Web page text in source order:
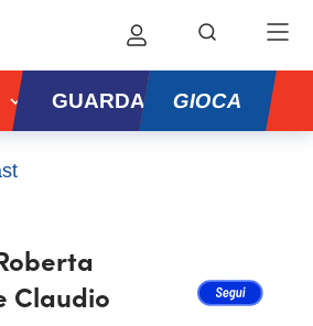
GUARDA GIOCA
Claudio